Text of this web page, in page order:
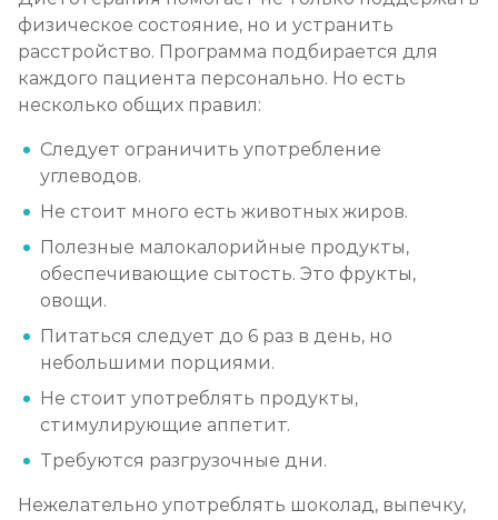
физическое состояние, но и устранить
расстройство. Программа подбирается для
каждого пациента персонально. Но есть
несколько общих правил:
Следует ограничить употребление
углеводов.
Не стоит много есть животных жиров.
Полезные малокалорийные продукты,
обеспечивающие сытость. Это фрукты,
овощи.
Питаться следует до 6 раз в день, но
небольшими порциями.
Не стоит употреблять продукты,
стимулирующие аппетит.
Требуются разгрузочные дни.
Нежелательно употреблять шоколад, выпечку,